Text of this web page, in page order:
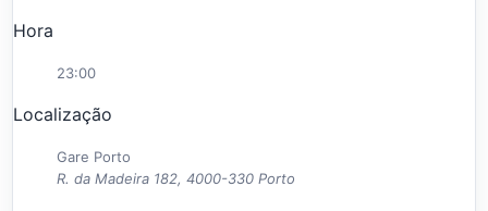
Hora
23:00
Localização
Gare Porto
R. da Madeira 182, 4000-330 Porto